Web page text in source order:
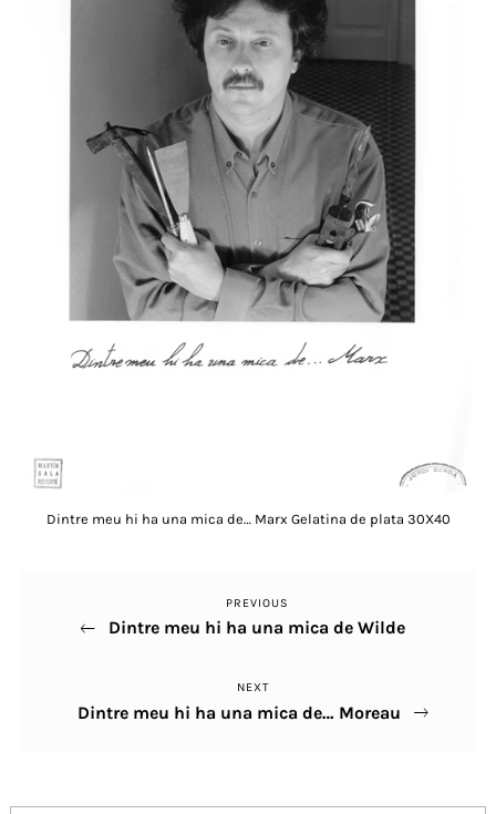
Dintre meu hi ha una mica de… Marx Gelatina de plata 30X40
Navegació
Previous
Post
PREVIOUS
Dintre meu hi ha una mica de Wilde
Next
Post
NEXT
Dintre meu hi ha una mica de… Moreau